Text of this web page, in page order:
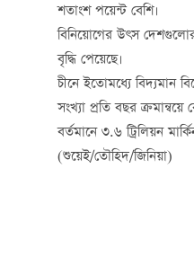
শতাংশ পয়েন্ট বেশি।
বিনিয়োগের উৎস দেশগুলোর
বৃদ্ধি পেয়েছে।
চীনে ইতোমধ্যে বিদ্যমান
সংখ্যা প্রতি বছর
বর্তমানে ৩.৬ ট্রিলিয়ন
(শুয়েই/তৌহিদ/জিনিয়া)